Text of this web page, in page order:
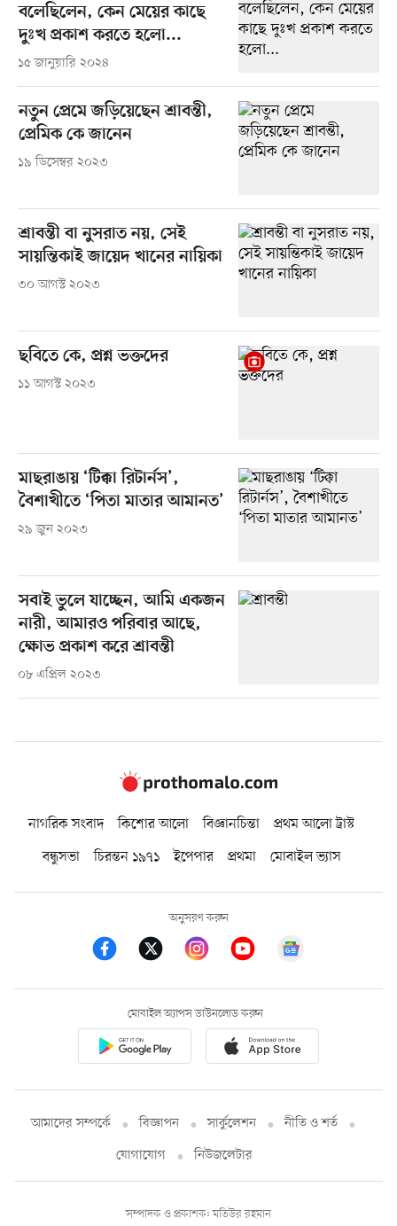
বলেছিলেন, কেন মেয়ের কাছে
দুঃখ প্রকাশ করতে হলো...
১৫ জানুয়ারি ২০২৪
নতুন প্রেমে জড়িয়েছেন শ্রাবন্তী,
প্রেমিক কে জানেন
১৯ ডিসেম্বর ২০২৩
শ্রাবন্তী বা নুসরাত নয়, সেই
সায়ন্তিকাই জায়েদ খানের নায়িকা
৩০ আগস্ট ২০২৩
ছবিতে কে, প্রশ্ন ভক্তদের
১১ আগস্ট ২০২৩
মাছরাঙায় ‘টিক্কা রিটার্নস’,
বৈশাখীতে ‘পিতা মাতার আমানত’
২৯ জুন ২০২৩
সবাই ভুলে যাচ্ছেন, আমি একজন
নারী, আমারও পরিবার আছে,
ক্ষোভ প্রকাশ করে শ্রাবন্তী
০৮ এপ্রিল ২০২৩
নাগরিক সংবাদ কিশোর আলো বিজ্ঞানচিন্তা
প্রথম আলো ট্রাস্ট
বন্ধুসভা
চিরন্তন ১৯৭১ ইপেপার প্রথমা মোবাইল ভ্যাস
অনুসরণ করুন
মোবাইল অ্যাপস ডাউনলোড করুন
আমাদের সম্পর্কে বিজ্ঞাপন সার্কুলেশন
নীতি ও শর্ত
যোগাযোগ
নিউজলেটার
সম্পাদক ও প্রকাশক: মতিউর রহমান